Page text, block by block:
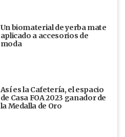
Un biomaterial de yerba mate
aplicado a accesorios de
moda
Así es la Cafetería, el espacio
de Casa FOA 2023 ganador de
la Medalla de Oro